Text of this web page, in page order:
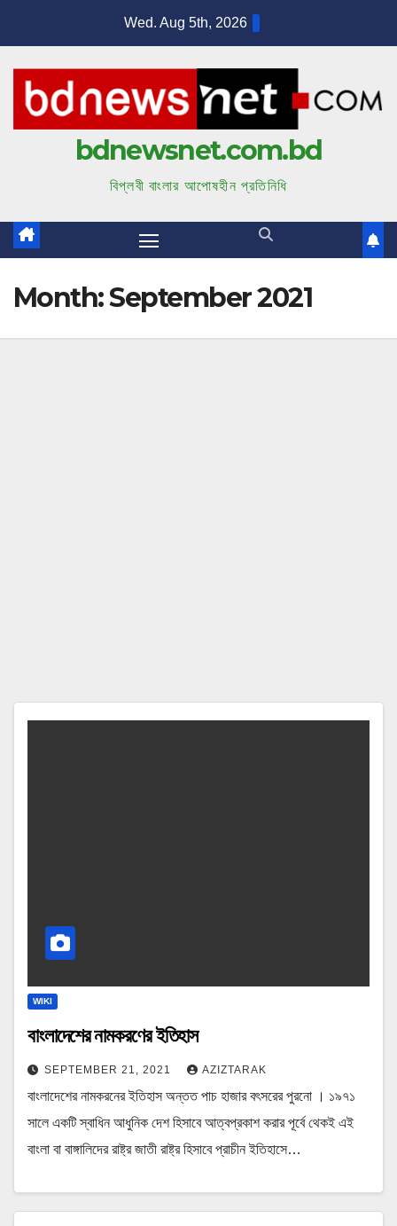
n
Wed. Aug 5th, 2026
bdnewsnet.com.bd
বিপ্লবী বাংলার আপোষহীন প্রতিনিধি
Month:September 2021
WIKI
বাংলাদেশের নামকরণের ইতিহাস
SEPTEMBER 21, 2021 AZIZTARAK
বাংলাদেশের নামকরনের ইতিহাস অন্তত পাচ হাজার বৎসরের পুরনো । ১৯৭১
সালে একটি স্বাধিন আধুনিক দেশ হিসাবে আত্বপ্রকাশ করার পূর্বে থেকই এই
বাংলা বা বাঙ্গালিদের রাষ্ট্র জাতী রাষ্ট্র হিসাবে প্রাচীন ইতিহাসে…